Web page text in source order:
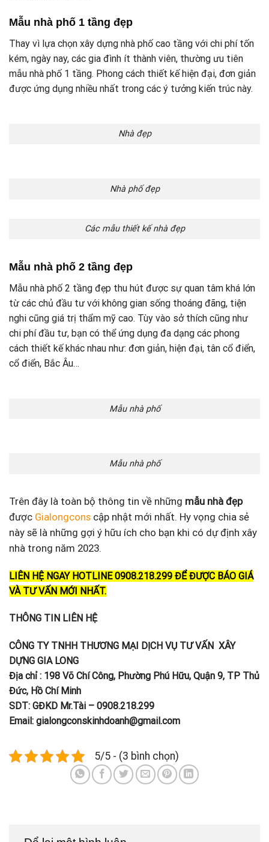
Mẫu nhà phố 1 tầng đẹp
Thay vì lựa chọn xây dựng nhà phố cao tầng với chi phí tốn
kém, ngày nay, các gia đình ít thành viên, thường ưu tiên
mẫu nhà phố 1 tầng. Phong cách thiết kế hiện đại, đơn giản
được ứng dụng nhiều nhất trong các ý tưởng kiến trúc này.
Nhà đẹp
Nhà phố đẹp
Các mẫu thiết kế nhà đẹp
Mẫu nhà phố 2 tầng đẹp
Mẫu nhà phố 2 tầng đẹp thu hút được sự quan tâm khá lớn
từ các chủ đầu tư với không gian sống thoáng đãng, tiện
nghi cũng giá trị thẩm mỹ cao. Tùy vào sở thích cũng như
chi phí đầu tư, bạn có thể ứng dụng đa dạng các phong
cách thiết kế khác nhau như: đơn giản, hiện đại, tân cổ điển,
cổ điển, Bắc Âu…
Mẫu nhà phố
Mẫu nhà phố
Trên đây là toàn bộ thông tin về những mẫu nhà đẹp
được Gialongcons cập nhật mới nhất. Hy vọng chia sẻ
này sẽ là những gợi ý hữu ích cho bạn khi có dự định xây
nhà trong năm 2023.
LIÊN HỆ NGAY HOTLINE 0908.218.299 ĐỂ ĐƯỢC BÁO GIÁ
VÀ TƯ VẤN MỚI NHẤT.
THÔNG TIN LIÊN HỆ
CÔNG TY TNHH THƯƠNG MẠI DỊCH VỤ TƯ VẤN XÂY
DỰNG GIA LONG
Địa chỉ : 198 Võ Chí Công, Phường Phú Hữu, Quận 9, TP Thủ
Đức, Hồ Chí Minh
SDT: GĐKD Mr.Tài – 0908.218.299
Email: gialongconskinhdoanh@gmail.com
5/5 - (3 bình chọn)